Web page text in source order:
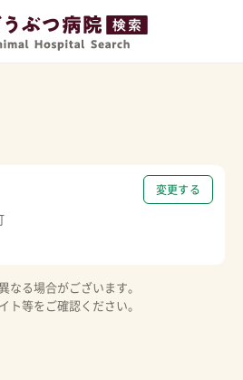
変更する
なる場合がございます。
ト等をご確認ください。